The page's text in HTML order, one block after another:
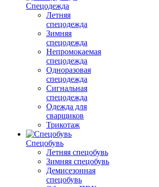
Спецодежда
Летняя
спецодежда
Зимняя
спецодежда
Непромокаемая
спецодежда
Одноразовая
спецодежда
Сигнальная
спецодежда
Одежда для
сварщиков
Трикотаж
Спецобувь
Летняя спецобувь
Зимняя спецобувь
Демисезонная
спецобувь